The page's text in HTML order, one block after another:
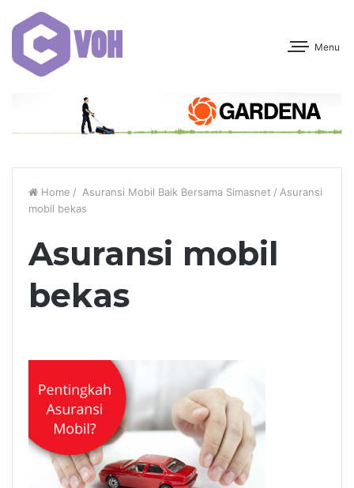
Menu
Home / Asuransi Mobil Baik Bersama Simasnet / Asuransi
mobil bekas
Asuransi mobil
bekas